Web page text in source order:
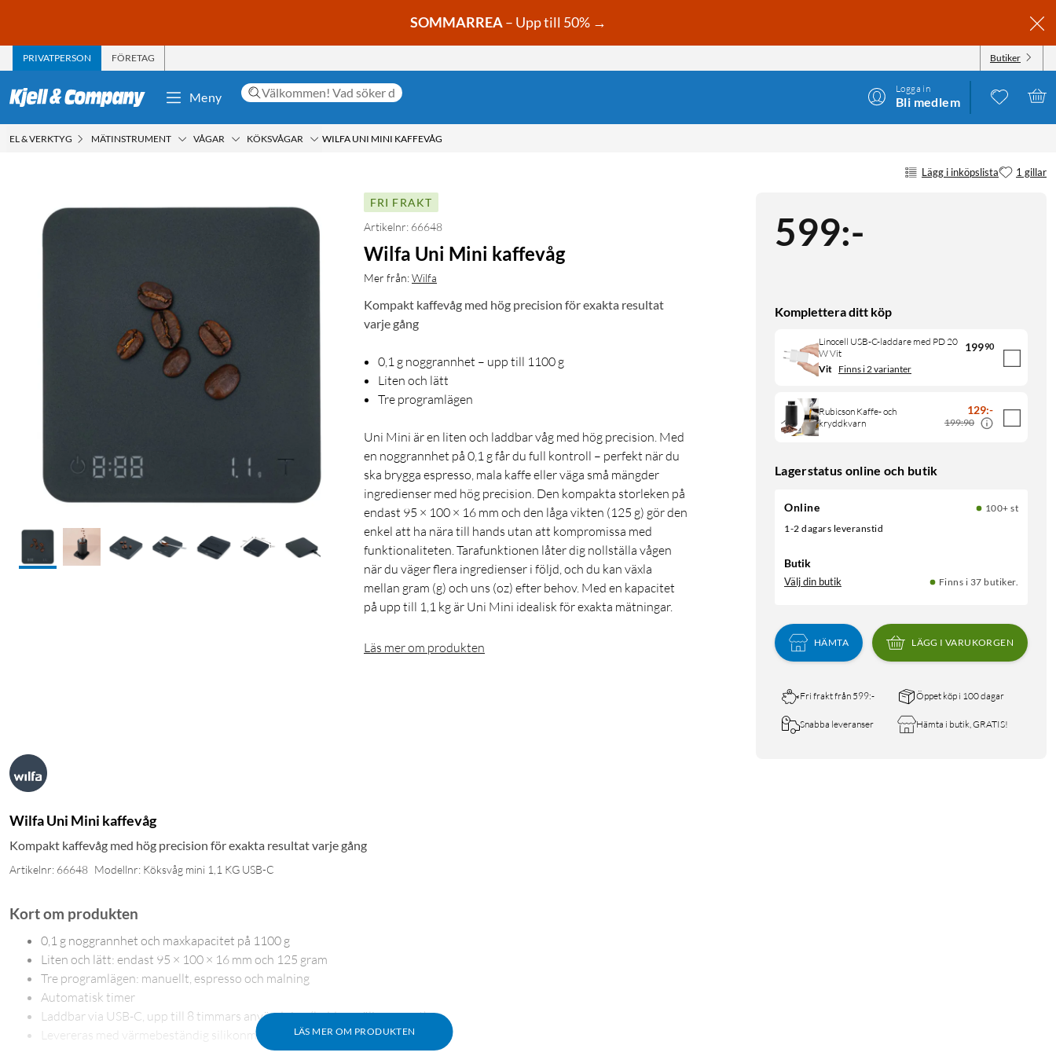
SOMMARREA– Upp till 50% →
PRIVATPERSON FÖRETAG Butiker
Meny
Logga in
Bli medlem
EL & VERKTYG MÄTINSTRUMENT VÅGAR KÖKSVÅGAR WILFA UNI MINI KAFFEVÅG
Lägg i inköpslista 1 gillar
599:-
Komplettera ditt köp
Linocell USB-C-laddare med PD 20
W Vit
19990
Vit Finns i 2 varianter
Rubicson Kaffe- och
kryddkvarn
129:-
199:90
Lagerstatus online och butik
Online
100+ st
1-2 dagars leveranstid
Butik
Välj din butik Finns i 37 butiker.
HÄMTA LÄGG I VARUKORGEN
Fri frakt från 599:- Öppet köp i 100 dagar
Snabba leveranser Hämta i butik, GRATIS!
FRI FRAKT
Artikelnr: 66648
Wilfa Uni Mini kaffevåg
Mer från:Wilfa
Kompakt kaffevåg med hög precision för exakta resultat
varje gång
0,1 g noggrannhet – upp till 1100 g
Liten och lätt
Tre programlägen
Uni Mini är en liten och laddbar våg med hög precision. Med
en noggrannhet på 0,1 g får du full kontroll – perfekt när du
ska brygga espresso, mala kaffe eller väga små mängder
ingredienser med hög precision. Den kompakta storleken på
endast 95 × 100 × 16 mm och den låga vikten (125 g) gör den
enkel att ha nära till hands utan att kompromissa med
funktionaliteten. Tarafunktionen låter dig nollställa vågen
när du väger flera ingredienser i följd, och du kan växla
mellan gram (g) och uns (oz) efter behov. Med en kapacitet
på upp till 1,1 kg är Uni Mini idealisk för exakta mätningar.
Läs mer om produkten
Wilfa Uni Mini kaffevåg
Kompakt kaffevåg med hög precision för exakta resultat varje gång
Artikelnr: 66648 Modellnr: Köksvåg mini 1,1 KG USB-C
LÄS MER OM PRODUKTEN
Kort om produkten
0,1 g noggrannhet och maxkapacitet på 1100 g
Liten och lätt: endast 95 × 100 × 16 mm och 125 gram
Tre programlägen: manuellt, espresso och malning
Automatisk timer
Laddbar via USB-C, upp till 8 timmars användning (laddare säljs separat)
Levereras med värmebeständig silikonmatta